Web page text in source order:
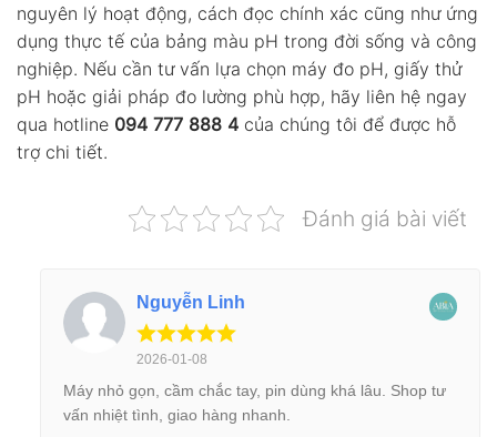
nguyên lý hoạt động, cách đọc chính xác cũng như ứng
dụng thực tế của bảng màu pH trong đời sống và công
nghiệp. Nếu cần tư vấn lựa chọn máy đo pH, giấy thử
pH hoặc giải pháp đo lường phù hợp, hãy liên hệ ngay
qua hotline 094 777 888 4 của chúng tôi để được hỗ
trợ chi tiết.
Đánh giá bài viết
Nguyễn Linh
2026-01-08
Máy nhỏ gọn, cầm chắc tay, pin dùng khá lâu. Shop tư
vấn nhiệt tình, giao hàng nhanh.